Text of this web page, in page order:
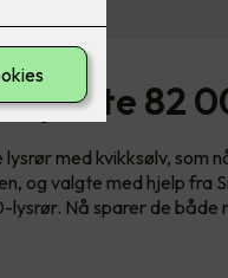
82
med kvikksølv, som
og valgte med hjelp fra
Nå sparer de